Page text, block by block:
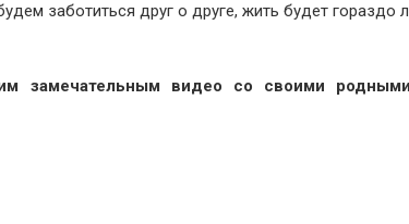
заботиться друг о друге, жить будет гораздо
замечательным видео со своими